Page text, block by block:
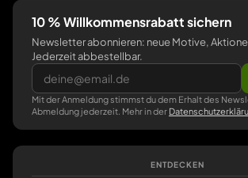
10 % Willkommensrabatt sichern
Newsletter abonnieren: neue Motive,
Jederzeit abbestellbar.
Mit der Anmeldung stimmst du dem Erhalt des
Abmeldung jederzeit. Mehr in der
ENTDECKEN